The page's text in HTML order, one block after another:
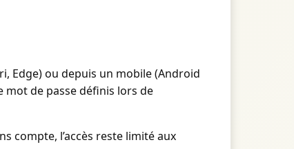
Edge) ou depuis un mobile (Android
mot de passe définis lors de
compte, l’accès reste limité aux